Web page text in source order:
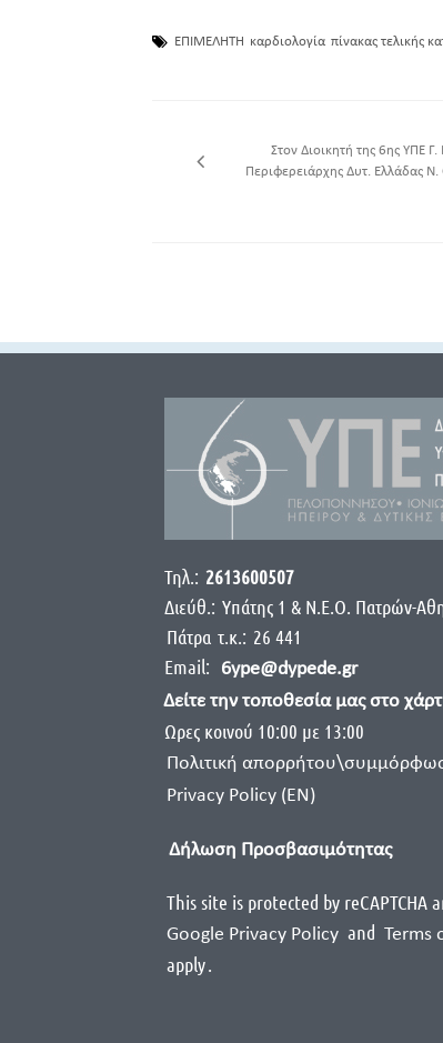
ΕΠΙΜΕΛΗΤΗ καρδιολογία πίνακας τελικής
Στον Διοικητή της 6ης ΥΠΕ
Περιφερειάρχης Δυτ. Ελλάδας
Τηλ.: 2613600507
Διεύθ.: Yπάτης 1 & Ν.Ε.Ο. Πατρών-
Πάτρα τ.κ.: 26 441
Email:
6ype@dypede.gr
Δείτε την τοποθεσία μας στο
Ωρες κοινού 10:00 με 13:00
Πολιτική
Privacy Policy (EN)
Δήλωση Προσβασιμότητας
This site is protected by reCAPTCHA
Google Privacy Policy and Terms
apply.